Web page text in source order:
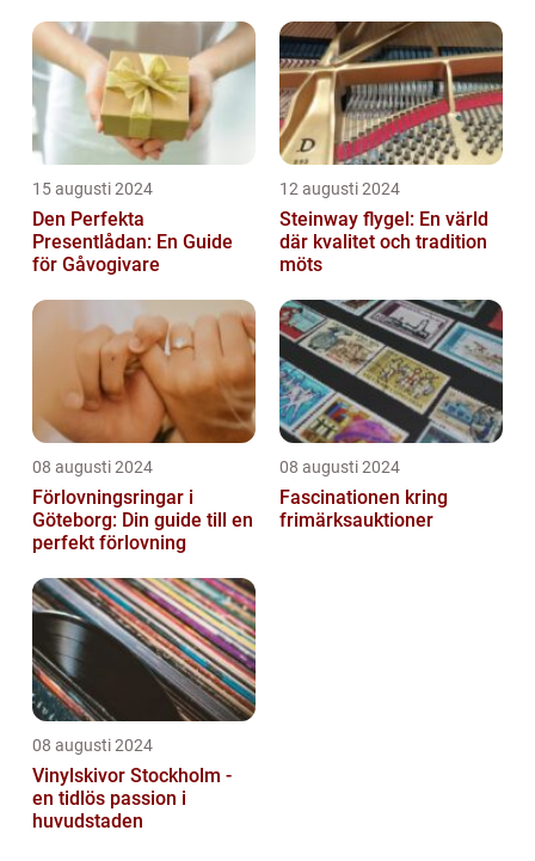
15 augusti 2024
Den Perfekta
Presentlådan: En Guide
för Gåvogivare
12 augusti 2024
Steinway flygel: En värld
där kvalitet och tradition
möts
08 augusti 2024
Förlovningsringar i
Göteborg: Din guide till en
perfekt förlovning
08 augusti 2024
Fascinationen kring
frimärksauktioner
08 augusti 2024
Vinylskivor Stockholm -
en tidlös passion i
huvudstaden